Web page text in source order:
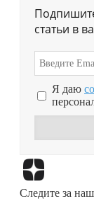
статьи в
Я даю
Следите за